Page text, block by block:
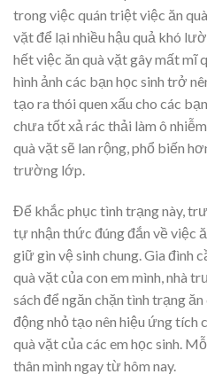
trong việc quán triệt việc ăn
vặt để lại nhiều hậu quả khó
hết việc ăn quà vặt gây mất mĩ
hình ảnh các bạn học sinh trở
tạo ra thói quen xấu cho các
chưa tốt xả rác thải làm ô
quà vặt sẽ lan rộng, phổ biến
trường lớp.
Để khắc phục tình trạng này,
tự nhận thức đúng đắn về việc
giữ gìn vệ sinh chung. Gia đình
quà vặt của con em mình, nhà
sách để ngăn chặn tình trạng
động nhỏ tạo nên hiệu ứng tích
quà vặt của các em học sinh.
thân mình ngay từ hôm nay.